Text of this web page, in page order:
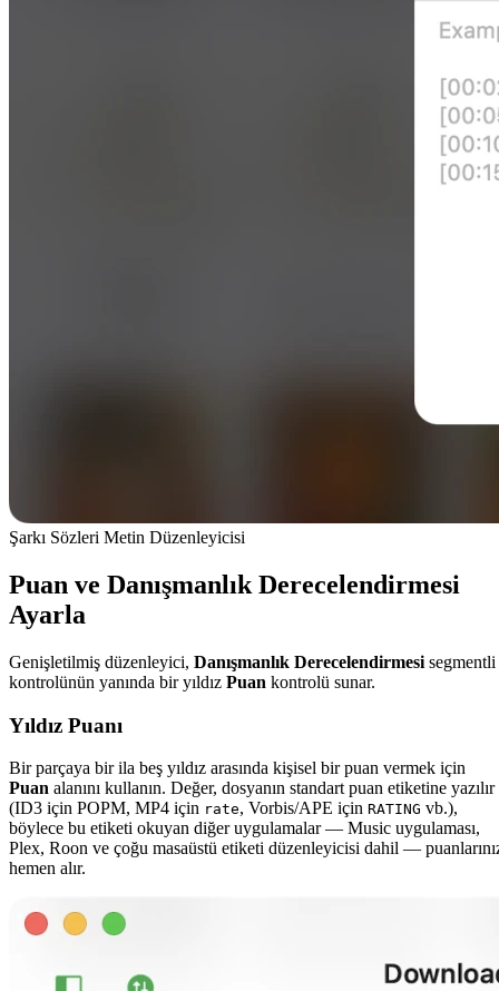
Şarkı Sözleri Metin Düzenleyicisi
Puan ve Danışmanlık Derecelendirmesi
Ayarla
Genişletilmiş düzenleyici, Danışmanlık Derecelendirmesi segmentli
kontrolünün yanında bir yıldız Puan kontrolü sunar.
Yıldız Puanı
Bir parçaya bir ila beş yıldız arasında kişisel bir puan vermek için
Puan alanını kullanın. Değer, dosyanın standart puan etiketine yazılır
(ID3 için POPM, MP4 için rate, Vorbis/APE için RATING vb.),
böylece bu etiketi okuyan diğer uygulamalar — Music uygulaması,
Plex, Roon ve çoğu masaüstü etiketi düzenleyicisi dahil —
hemen alır.